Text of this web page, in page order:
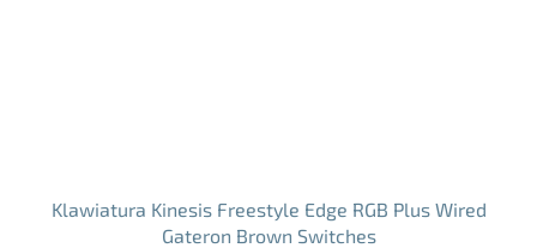
Klawiatura Kinesis Freestyle Edge RGB Plus Wired
Gateron Brown Switches